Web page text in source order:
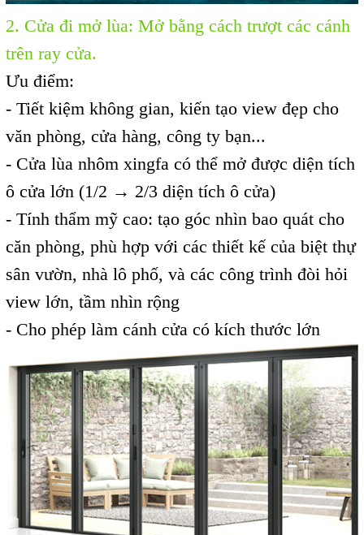
2. Cửa đi mở lùa: Mở bằng cách trượt các cánh
trên ray cửa.
Ưu điểm:
- Tiết kiệm không gian, kiến tạo view đẹp cho
văn phòng, cửa hàng, công ty bạn...
- Cửa lùa nhôm xingfa có thể mở được diện tích
ô cửa lớn (1/2 → 2/3 diện tích ô cửa)
- Tính thẩm mỹ cao: tạo góc nhìn bao quát cho
căn phòng, phù hợp với các thiết kế của biệt thự
sân vườn, nhà lô phố, và các công trình đòi hỏi
view lớn, tầm nhìn rộng
- Cho phép làm cánh cửa có kích thước lớn